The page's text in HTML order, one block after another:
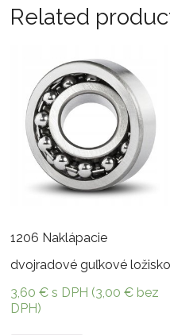
Related
1206 Naklápacie
dvojradové guľkové ložisko
3,60€ s DPH (3,00€ bez
DPH)